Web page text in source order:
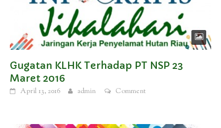
Gugatan KLHK Terhadap PT NSP 23
Maret 2016
April 13, 2016 admin Comment